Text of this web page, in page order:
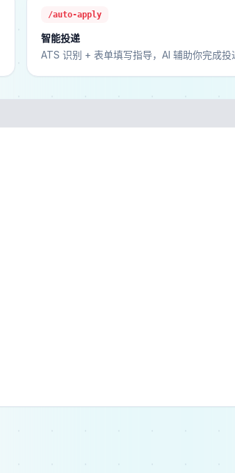
/auto-apply
智能投递
ATS 识别 + 表单填写指导，AI 辅助你完成投